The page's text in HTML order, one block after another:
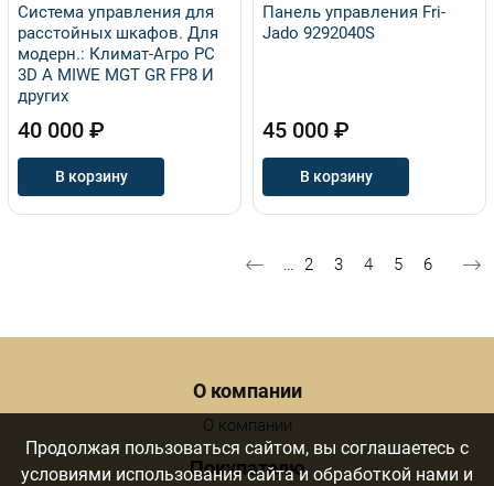
Система управления для
расстойных шкафов. Для
модерн.: Климат-Агро PC
3D A MIWE MGT GR FP8 И
других
40 000 ₽
В корзину
Панель управления Fri-
Jado 9292040S
45 000 ₽
В корзину
Нумерация страниц Страница
2 Страница
3 Текущая
4 Страница
5 Страница
6
О компании
О компании
Покупателю
Продолжая пользоваться сайтом, вы соглашаетесь с
условиями использования сайта и обработкой нами и